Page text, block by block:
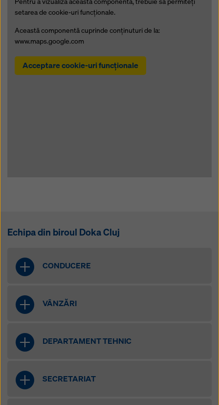
setarea de cookie-uri funcţionale.
Această componentă cuprinde conţinuturi de la:
www.maps.google.com
Acceptare cookie-uri funcţionale
Echipa din biroul Doka Cluj
CONDUCERE
dan.dirgau@doka.com
VÂNZĂRI
DEPARTAMENT TEHNIC
SECRETARIAT